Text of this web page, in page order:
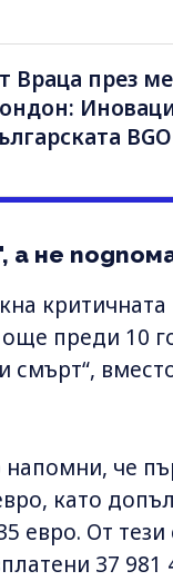
Враца през
не
преди 10
смърт“,
че
като
евро. От
37 981